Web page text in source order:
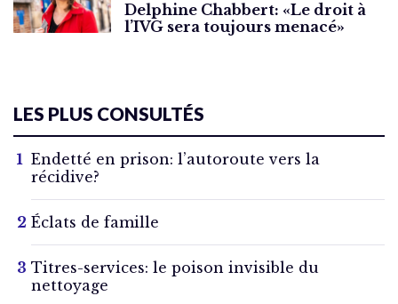
Delphine Chabbert: «Le droit à
l’IVG sera toujours menacé»
LES PLUS CONSULTÉS
Endetté en prison: l’autoroute vers la
récidive?
Éclats de famille
Titres-services: le poison invisible du
nettoyage